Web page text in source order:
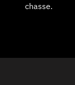
chasse.